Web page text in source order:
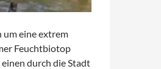
um eine extrem
Feuchtbiotop
durch die Stadt